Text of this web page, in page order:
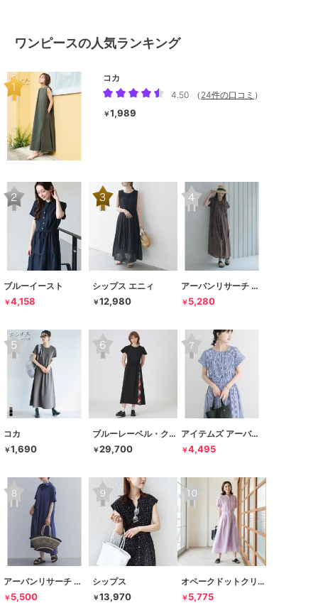
ワンピースの人気ランキング
コカ
4.50
（ 24件の口コミ ）
￥1,989
ブルーイースト
￥4,158
シップス エニィ
￥12,980
アーバンリサーチ サニーレーベル
￥ 5,280
コカ
￥1,690
ブルーレーベル・クレストブリッジ
￥29,700
アイテムズ アーバンリサーチ
￥4,495
アーバンリサーチ ドアーズ
￥ 5,500
シップス
￥13,970
オペークドットクリップ
￥ 5,775